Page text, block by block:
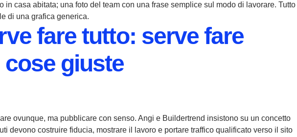
in casa abitata; una foto del team con una frase semplice sul modo di lavorare. Tutto
di una grafica generica.
fare tutto: serve fare
cose giuste
ovunque, ma pubblicare con senso. Angi e Buildertrend insistono su un concetto
devono costruire fiducia, mostrare il lavoro e portare traffico qualificato verso il sito